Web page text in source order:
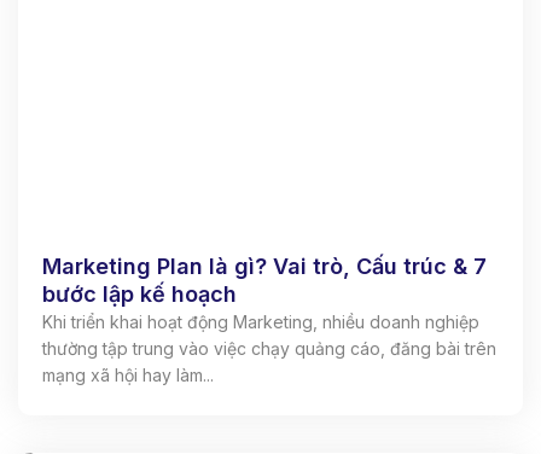
Marketing Plan là gì? Vai trò, Cấu trúc & 7
bước lập kế hoạch
Khi triển khai hoạt động Marketing, nhiều doanh nghiệp
thường tập trung vào việc chạy quảng cáo, đăng bài trên
mạng xã hội hay làm...